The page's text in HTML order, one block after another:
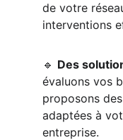
de votre
interventions
🔹 Des
évaluons vos
proposons
adaptées à
entreprise.